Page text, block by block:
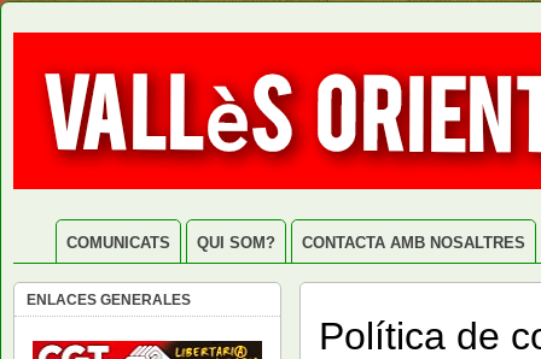
COMUNICATS QUI SOM? CONTACTA AMB NOSALTRES
Política de
ENLACES GENERALES